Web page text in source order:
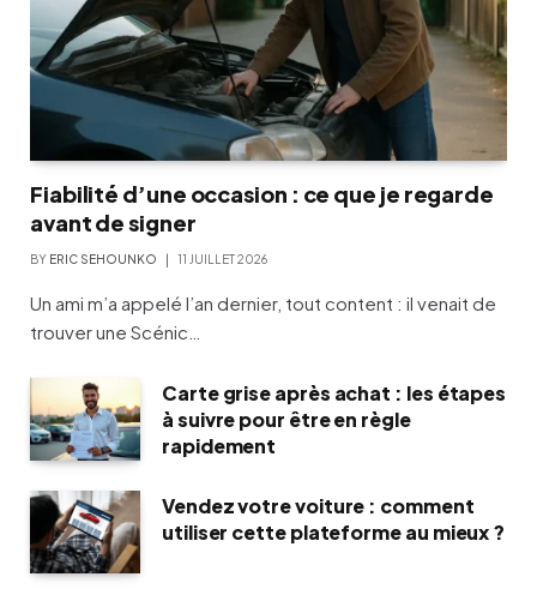
Fiabilité d’une occasion : ce que je regarde
avant de signer
BY ERIC SEHOUNKO 11 JUILLET 2026
Un ami m’a appelé l’an dernier, tout content : il venait de
trouver une Scénic…
Carte grise après achat : les étapes
à suivre pour être en règle
rapidement
Vendez votre voiture : comment
utiliser cette plateforme au mieux ?